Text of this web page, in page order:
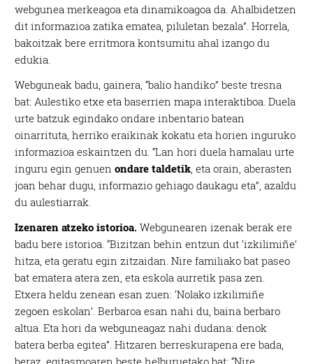
webgunea merkeagoa eta dinamikoagoa da. Ahalbidetzen
dit informazioa zatika ematea, piluletan bezala”. Horrela,
bakoitzak bere erritmora kontsumitu ahal izango du
edukia.
Webguneak badu, gainera, “balio handiko” beste tresna
bat: Aulestiko etxe eta baserrien mapa interaktiboa. Duela
urte batzuk egindako ondare inbentario batean
oinarrituta, herriko eraikinak kokatu eta horien inguruko
informazioa eskaintzen du. “Lan hori duela hamalau urte
inguru egin genuenondare taldetik , eta orain, aberasten
joan behar dugu, informazio gehiago daukagu eta”, azaldu
du aulestiarrak.
Izenaren atzeko istorioa. Webgunearen izenak berak ere
badu bere istorioa. “Bizitzan behin entzun dut ‘izkilimiñe’
hitza, eta geratu egin zitzaidan. Nire familiako bat paseo
bat ematera atera zen, eta eskola aurretik pasa zen.
Etxera heldu zenean esan zuen: ‘Nolako izkilimiñe
zegoen eskolan’. Berbaroa esan nahi du, baina berbaro
altua. Eta hori da webguneagaz nahi dudana: denok
batera berba egitea”. Hitzaren berreskurapena ere bada,
beraz, egitasmoaren beste helburuetako bat: “Nire